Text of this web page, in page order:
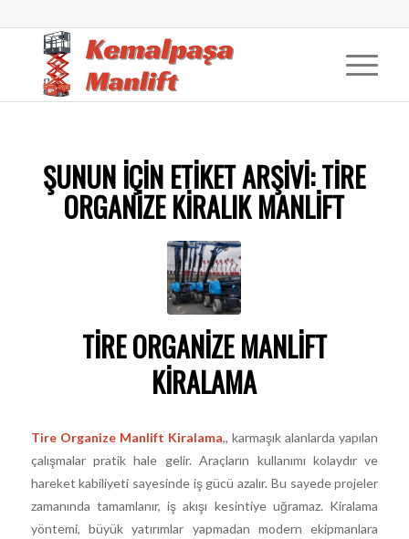
ŞUNUN IÇIN ETIKET ARŞIVI:TIRE
ORGANIZE KIRALIK MANLIFT
TIRE ORGANIZE MANLIFT
KIRALAMA
Tire Organize Manlift Kiralama,, karmaşık alanlarda yapılan
çalışmalar pratik hale gelir. Araçların kullanımı kolaydır ve
hareket kabiliyeti sayesinde iş gücü azalır. Bu sayede projeler
zamanında tamamlanır, iş akışı kesintiye uğramaz. Kiralama
yöntemi, büyük yatırımlar yapmadan modern ekipmanlara